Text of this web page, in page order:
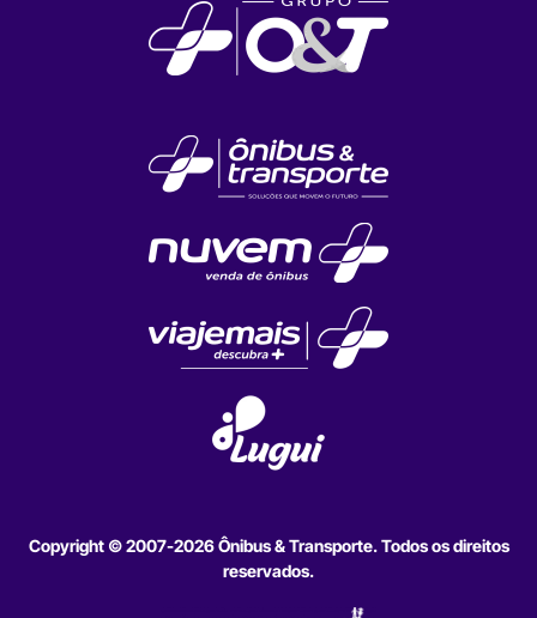
Copyright © 2007-2026 Ônibus & Transporte. Todos os direitos
reservados.